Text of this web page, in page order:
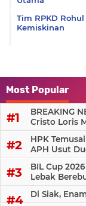
Tim RPKD
Kemiskinan
Most Popular
BREAKING
Cristo Loris
HPK
APH Usut
BIL Cup
Lebak
Di Siak,